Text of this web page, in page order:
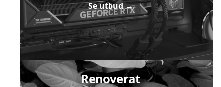
Se utbud→
Renoverat